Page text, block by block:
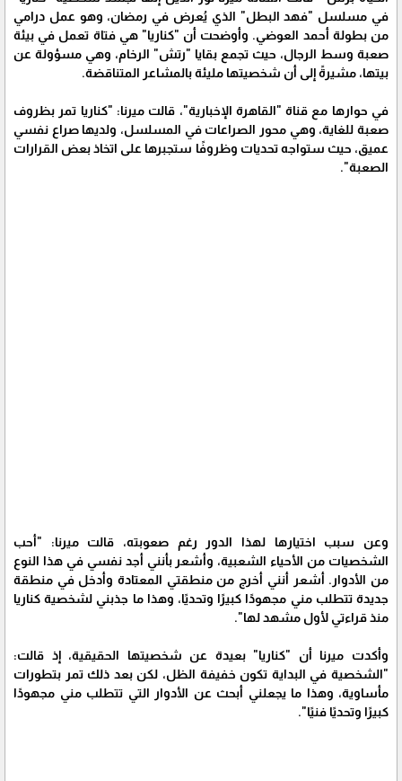
في مسلسل "فهد البطل" الذي يُعرض في رمضان، وهو عمل درامي
من بطولة أحمد العوضي. وأوضحت أن "كناريا" هي فتاة تعمل في بيئة
صعبة وسط الرجال، حيث تجمع بقايا "رتش" الرخام، وهي مسؤولة عن
بيتها، مشيرةً إلى أن شخصيتها مليئة بالمشاعر المتناقضة.
في حوارها مع قناة "القاهرة الإخبارية"، قالت ميرنا: "كناريا تمر بظروف
صعبة للغاية، وهي محور الصراعات في المسلسل، ولديها صراع نفسي
عميق، حيث ستواجه تحديات وظروفًا ستجبرها على اتخاذ بعض القرارات
الصعبة".
وعن سبب اختيارها لهذا الدور رغم صعوبته، قالت ميرنا: "أحب
الشخصيات من الأحياء الشعبية، وأشعر بأنني أجد نفسي في هذا النوع
من الأدوار. أشعر أنني أخرج من منطقتي المعتادة وأدخل في منطقة
جديدة تتطلب مني مجهودًا كبيرًا وتحديًا، وهذا ما جذبني لشخصية كناريا
منذ قراءتي لأول مشهد لها".
وأكدت ميرنا أن "كناريا" بعيدة عن شخصيتها الحقيقية، إذ قالت:
"الشخصية في البداية تكون خفيفة الظل، لكن بعد ذلك تمر بتطورات
مأساوية، وهذا ما يجعلني أبحث عن الأدوار التي تتطلب مني مجهودًا
كبيرًا وتحديًا فنيًا".